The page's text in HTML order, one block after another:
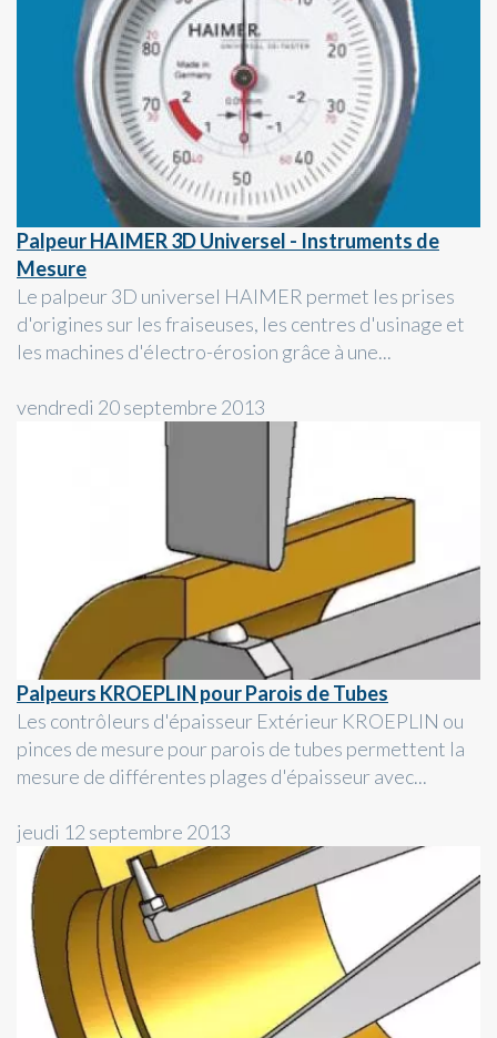
Palpeur HAIMER 3D Universel - Instruments de
Mesure
Le palpeur 3D universel HAIMER permet les prises
d'origines sur les fraiseuses, les centres d'usinage et
les machines d'électro-érosion grâce à une...
vendredi 20 septembre 2013
Palpeurs KROEPLIN pour Parois de Tubes
Les contrôleurs d'épaisseur Extérieur KROEPLIN ou
pinces de mesure pour parois de tubes permettent la
mesure de différentes plages d'épaisseur avec...
jeudi 12 septembre 2013